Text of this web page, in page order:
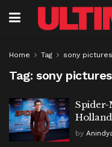
Home Tag sony pictures
Tag: sony pictures
Spider-
by